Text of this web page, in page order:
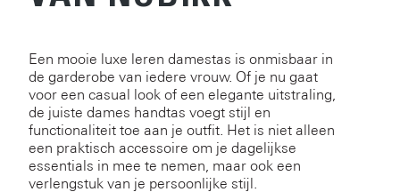
Een mooie luxe leren damestas is onmisbaar in
de garderobe van iedere vrouw. Of je nu gaat
voor een casual look of een elegante uitstraling,
de juiste dames handtas voegt stijl en
functionaliteit toe aan je outfit. Het is niet alleen
een praktisch accessoire om je dagelijkse
essentials in mee te nemen, maar ook een
verlengstuk van je persoonlijke stijl.